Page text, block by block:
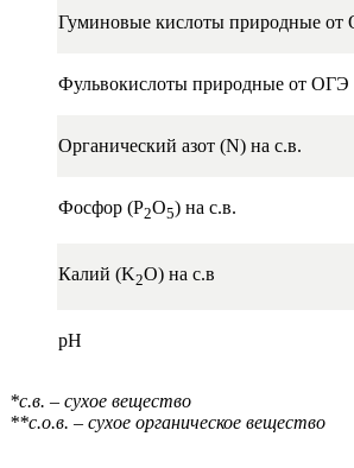
Гуминовые кислоты природные от
Фульвокислоты природные от ОГЭ
Органический азот (N) на с.в.
Фосфор (P2O5) на с.в.
Калий (K2O) на с.в
pH
*с.в. – сухое вещество
**с.о.в. – сухое органическое вещество